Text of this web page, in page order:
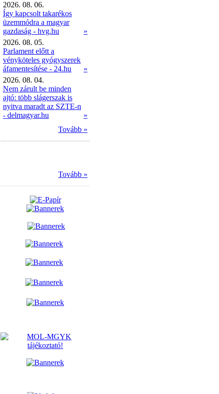
2026. 08. 06.
Így kapcsolt takarékos
üzemmódra a magyar
gazdaság - hvg.hu
»
2026. 08. 05.
Parlament előtt a
vényköteles gyógyszerek
áfamentesítése - 24.hu
»
2026. 08. 04.
Nem zárult be minden
ajtó: több slágerszak is
nyitva maradt az SZTE-n
- delmagyar.hu
»
Tovább »
Tovább »